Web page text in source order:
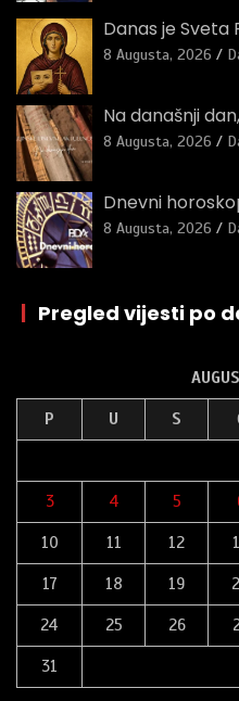
Danas je Sveta
8 Augusta, 2026
Na današnji
8 Augusta, 2026
Dnevni
8 Augusta, 2026
| Pregled vijesti po
P U S
3 4 5
10 11 12
17 18 19
24 25 26
31